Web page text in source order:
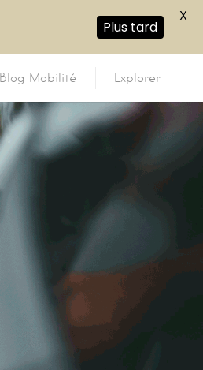
Blog Mobilité Explorer
Plus tard
X